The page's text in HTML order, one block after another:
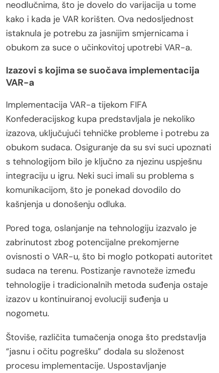
neodlučnima, što je dovelo do varijacija u tome
kako i kada je VAR korišten. Ova nedosljednost
istaknula je potrebu za jasnijim smjernicama i
obukom za suce o učinkovitoj upotrebi VAR-a.
Izazovi s kojima se suočava implementacija
VAR-a
Implementacija VAR-a tijekom FIFA
Konfederacijskog kupa predstavljala je nekoliko
izazova, uključujući tehničke probleme i potrebu za
obukom sudaca. Osiguranje da su svi suci upoznati
s tehnologijom bilo je ključno za njezinu uspješnu
integraciju u igru. Neki suci imali su problema s
komunikacijom, što je ponekad dovodilo do
kašnjenja u donošenju odluka.
Pored toga, oslanjanje na tehnologiju izazvalo je
zabrinutost zbog potencijalne prekomjerne
ovisnosti o VAR-u, što bi moglo potkopati autoritet
sudaca na terenu. Postizanje ravnoteže između
tehnologije i tradicionalnih metoda suđenja ostaje
izazov u kontinuiranoj evoluciji suđenja u
nogometu.
Štoviše, različita tumačenja onoga što predstavlja
“jasnu i očitu pogrešku” dodala su složenost
procesu implementacije. Uspostavljanje